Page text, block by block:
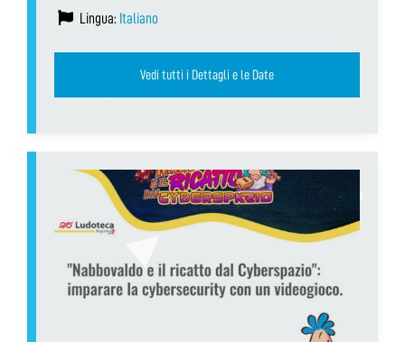
Lingua: Italiano
Vedi tutti i Dettagli e le Date